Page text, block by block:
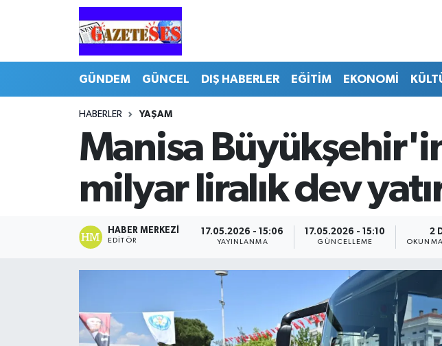
GÜNDEM GÜNCEL DIŞ HABERLER EĞİTİM EKONOMİ
HABERLER YAŞAM
Manisa
milyar liralık dev
HABER MERKEZI
EDITÖR
17.05.2026 - 15:06
YAYINLANMA
17.05.2026 - 15:10
GÜNCELLEME
2
OKUNMA